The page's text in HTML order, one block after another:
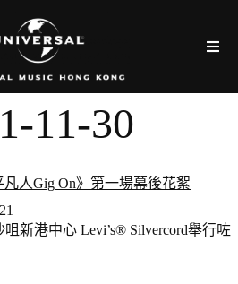
11-30
凡人Gig On》第一場幕後花絮
新港中心 Levi’s®️ Silvercord舉行咗